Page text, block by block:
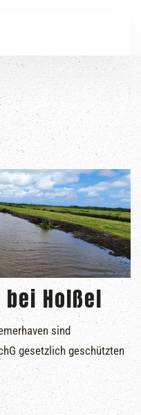
Holßel
sind
gesetzlich geschützten